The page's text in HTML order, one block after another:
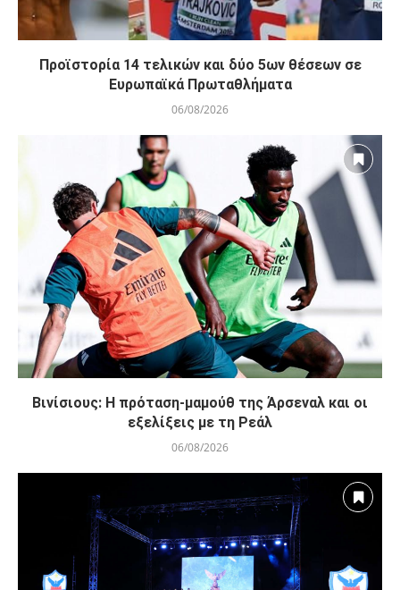
Προϊστορία 14 τελικών και δύο 5ων θέσεων σε
Ευρωπαϊκά Πρωταθλήματα
06/08/2026
Βινίσιους: Η πρόταση-μαμούθ της Άρσεναλ και οι
εξελίξεις με τη Ρεάλ
06/08/2026